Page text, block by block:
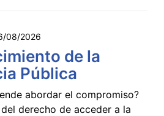
08/2026
de la
Pública
abordar el compromiso?
derecho de acceder a la